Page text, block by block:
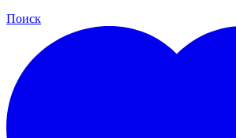
Поиск